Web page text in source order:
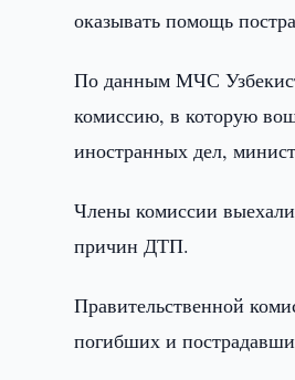
оказывать помощь
По данным МЧС
комиссию, в которую
иностранных дел,
Члены комиссии
причин ДТП.
Правительственной
погибших и